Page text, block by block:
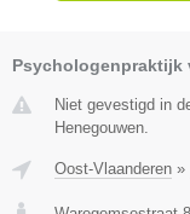
Psychologenpraktijk
Niet gevestigd in
Henegouwen.
Oost-Vlaanderen »